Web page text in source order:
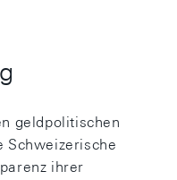
geldpolitischen
Schweizerische
ihrer